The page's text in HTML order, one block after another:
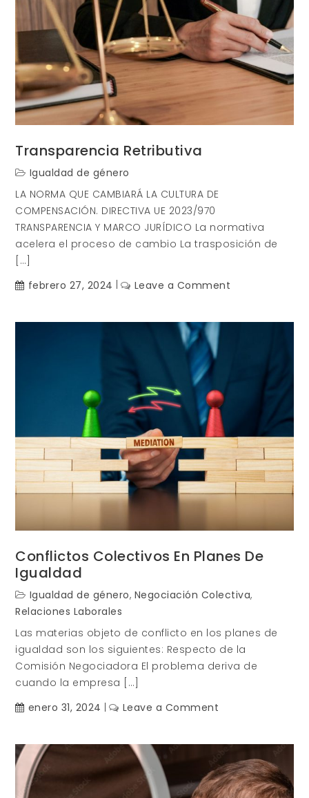
Transparencia Retributiva
Igualdad de género
LA NORMA QUE CAMBIARÁ LA CULTURA DE
COMPENSACIÓN. DIRECTIVA UE 2023/970
TRANSPARENCIA Y MARCO JURÍDICO La normativa
acelera el proceso de cambio La trasposición de
[…]
febrero 27, 2024
Leave a Comment
Conflictos Colectivos En Planes De
Igualdad
Igualdad de género, Negociación Colectiva,
Relaciones Laborales
Las materias objeto de conflicto en los planes de
igualdad son los siguientes: Respecto de la
Comisión Negociadora El problema deriva de
cuando la empresa […]
enero 31, 2024
Leave a Comment
en
Planes
de